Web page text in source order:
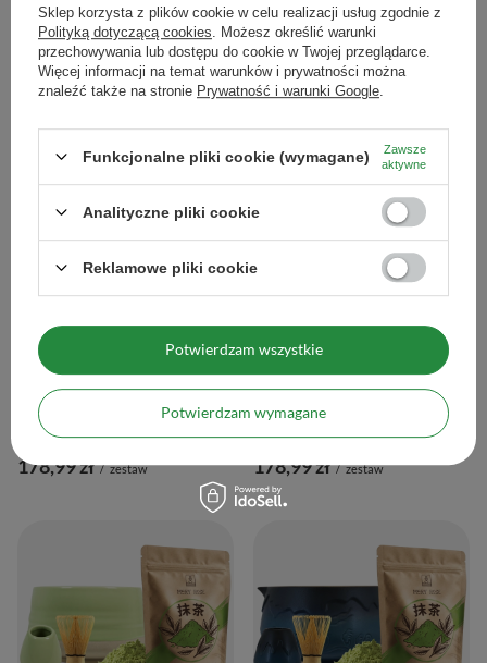
Zestaw do parzenia herbaty matcha
178,99 zł / zestaw
Zestaw do parzenia herbaty matcha
178,99 zł / zestaw
Sklep korzysta z plików cookie w celu realizacji usług zgodnie z
Polityką dotyczącą cookies . Możesz określić warunki
przechowywania lub dostępu do cookie w Twojej przeglądarce.
Więcej informacji na temat warunków i prywatności można
znaleźć także na stronie Prywatność i warunki Google
Funkcjonalne pliki cookie (wymagane)
Zawsze
aktywne
Analityczne pliki cookie
Reklamowe pliki cookie
Potwierdzam wymagane
Potwierdzam wszystkie